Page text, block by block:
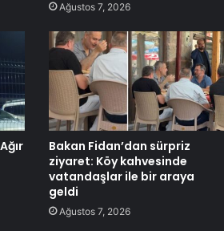
Ağustos 7, 2026
Bakan Fidan’dan sürpriz
ziyaret: Köy kahvesinde
vatandaşlar ile bir araya
geldi
Ağustos 7, 2026